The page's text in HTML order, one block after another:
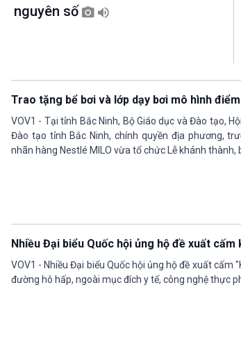
nguyên số
Trao tặng bể bơi và lớp dạy bơi mô hình
VOV1 - Tại tỉnh Bắc Ninh, Bộ Giáo dục và Đào tạo,
Đào tạo tỉnh Bắc Ninh, chính quyền địa phương,
nhãn hàng Nestlé MILO vừa tổ chức Lễ khánh thành,
Nhiều Đại biểu Quốc hội ủng hộ đề xuất cấm
VOV1 - Nhiều Đại biểu Quốc hội ủng hộ đề xuất cấm
đường hô hấp, ngoài mục đích y tế, công nghệ thực